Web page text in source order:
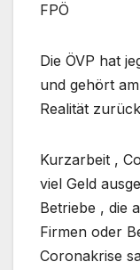
FPÖ
Die ÖVP hat
und gehört
Realität
Kurzarbeit ,
viel Geld
Betriebe , die
Firmen oder
Coronakrise